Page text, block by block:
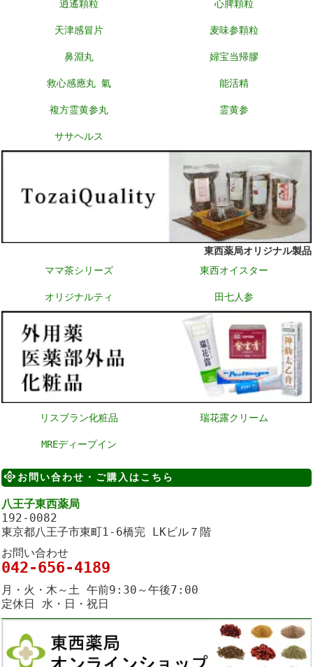
逍遙顆粒 心脾顆粒
天津感冒片 麦味参顆粒
鼻淵丸 婦宝当帰膠
救心感應丸 氣 能活精
複方霊黄参丸 霊黄参
ササヘルス
東西薬局オリジナル製品
ママ茶シリーズ
東西オイスター
オリジナルティ 田七人参
リスブラン化粧品 瑞花露クリーム
MREディープイン
お問い合わせ・ご購入はこちら
八王子東西薬局
192-0082
東京都八王子市東町1-6橋完 LKビル７階
お問い合わせ
042-656-4189
月・火・木～土 午前9:30～午後7:00
定休日 水・日・祝日